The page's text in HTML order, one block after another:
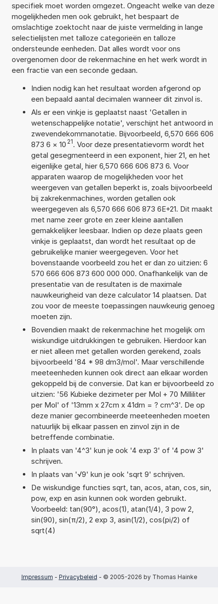
specifiek moet worden omgezet. Ongeacht welke van deze
mogelijkheden men ook gebruikt, het bespaart de
omslachtige zoektocht naar de juiste vermelding in lange
selectielijsten met talloze categorieën en talloze
ondersteunde eenheden. Dat alles wordt voor ons
overgenomen door de rekenmachine en het werk wordt in
een fractie van een seconde gedaan.
Indien nodig kan het resultaat worden afgerond op
een bepaald aantal decimalen wanneer dit zinvol is.
Als er een vinkje is geplaatst naast 'Getallen in
wetenschappelijke notatie', verschijnt het antwoord in
zwevendekommanotatie. Bijvoorbeeld, 6,570 666 606
873 6 × 10 21. Voor deze presentatievorm wordt het
getal gesegmenteerd in een exponent, hier 21, en het
eigenlijke getal, hier 6,570 666 606 873 6. Voor
apparaten waarop de mogelijkheden voor het
weergeven van getallen beperkt is, zoals bijvoorbeeld
bij zakrekenmachines, worden getallen ook
weergegeven als 6,570 666 606 873 6E+21. Dit maakt
met name zeer grote en zeer kleine aantallen
gemakkelijker leesbaar. Indien op deze plaats geen
vinkje is geplaatst, dan wordt het resultaat op de
gebruikelijke manier weergegeven. Voor het
bovenstaande voorbeeld zou het er dan zo uitzien: 6
570 666 606 873 600 000 000. Onafhankelijk van de
presentatie van de resultaten is de maximale
nauwkeurigheid van deze calculator 14 plaatsen. Dat
zou voor de meeste toepassingen nauwkeurig genoeg
moeten zijn.
Bovendien maakt de rekenmachine het mogelijk om
wiskundige uitdrukkingen te gebruiken. Hierdoor kan
er niet alleen met getallen worden gerekend, zoals
bijvoorbeeld '84 * 98 dm3/mol'. Maar verschillende
meeteenheden kunnen ook direct aan elkaar worden
gekoppeld bij de conversie. Dat kan er bijvoorbeeld zo
uitzien: '56 Kubieke dezimeter per Mol + 70 Milliliter
per Mol' of '13mm x 27cm x 41dm = ? cm^3'. De op
deze manier gecombineerde meeteenheden moeten
natuurlijk bij elkaar passen en zinvol zijn in de
betreffende combinatie.
In plaats van '4^3' kun je ook '4 exp 3' of '4 pow 3'
schrijven.
In plaats van '√9' kun je ook 'sqrt 9' schrijven.
De wiskundige functies sqrt, tan, acos, atan, cos, sin,
pow, exp en asin kunnen ook worden gebruikt.
Voorbeeld: tan(90°), acos(1), atan(1/4), 3 pow 2,
sin(90), sin(π/2), 2 exp 3, asin(1/2), cos(pi/2) of
sqrt(4)
Impressum - Privacybeleid - © 2005-2026 by Thomas Hainke